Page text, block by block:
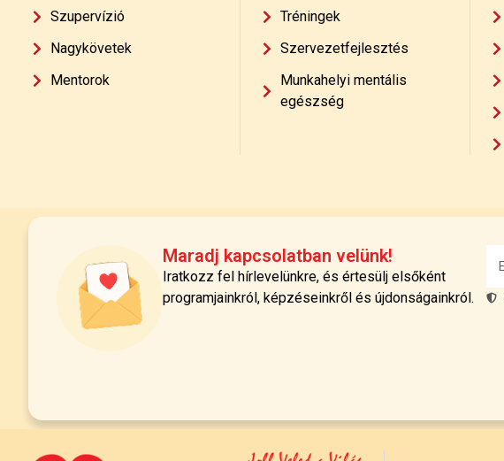
Szupervízió
Nagykövetek
Mentorok
Tréningek
Szervezetfejlesztés
Munkahelyi mentális
egészség
Maradj kapcsolatban velünk!
Iratkozz fel hírlevelünkre, és értesülj elsőként
programjainkról, képzéseinkről és újdonságainkról.